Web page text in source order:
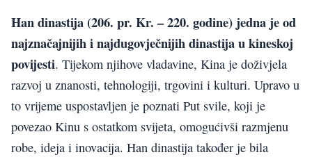
Han dinastija (206. pr. Kr. – 220. godine) jedna je od
najznačajnijih i najdugovječnijih dinastija u kineskoj
povijesti. Tijekom njihove vladavine, Kina je doživjela
razvoj u znanosti, tehnologiji, trgovini i kulturi. Upravo u
to vrijeme uspostavljen je poznati Put svile, koji je
povezao Kinu s ostatkom svijeta, omogućivši razmjenu
robe, ideja i inovacija. Han dinastija također je bila